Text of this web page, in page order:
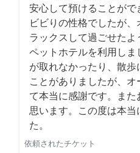
安心して預けることが
ビビりの性格でしたが
ラックスして過ごせた
ペットホテルを利用し
が取れなかったり、散
ことがありましたが、オ
て本当に感謝です。また
思います。この度は本
た。
依頼されたチケット